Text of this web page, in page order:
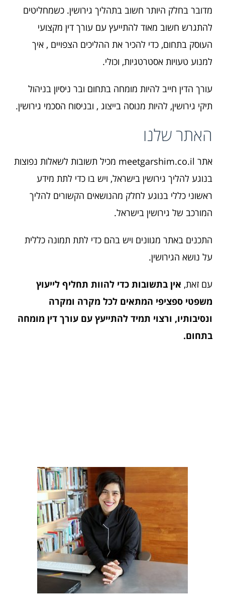
מדובר בחלק היותר חשוב בתהליך גירושין. כשמחליטים
להתגרש חשוב מאוד להתייעץ עם עורך דין מקצועי
העוסק בתחום, כדי להכיר את ההליכים הצפויים , איך
למנוע טעויות אסטרטגיות, וכולי.
עורך הדין חייב להיות מומחה בתחום ובר ניסיון בניהול
תיקי גירושין, להיות מנוסה בייצוג , ובניסוח הסכמי גירושין.
האתר שלנו
אתר meetgarshim.co.il מכיל תשובות לשאלות נפוצות
בנוגע להליך גירושין בישראל, ויש בו כדי לתת מידע
ראשוני כללי בנוגע לחלק מהנושאים הקשורים להליך
המורכב של גירושין בישראל.
התכנים באתר מגוונים ויש בהם כדי לתת תמונה כללית
על נושא הגירושין.
עם זאת, אין בתשובות כדי להוות תחליף לייעוץ
משפטי ספציפי המתאים לכל מקרה ומקרה
ונסיבותיו, ורצוי תמיד להתייעץ עם עורך דין מומחה
בתחום.